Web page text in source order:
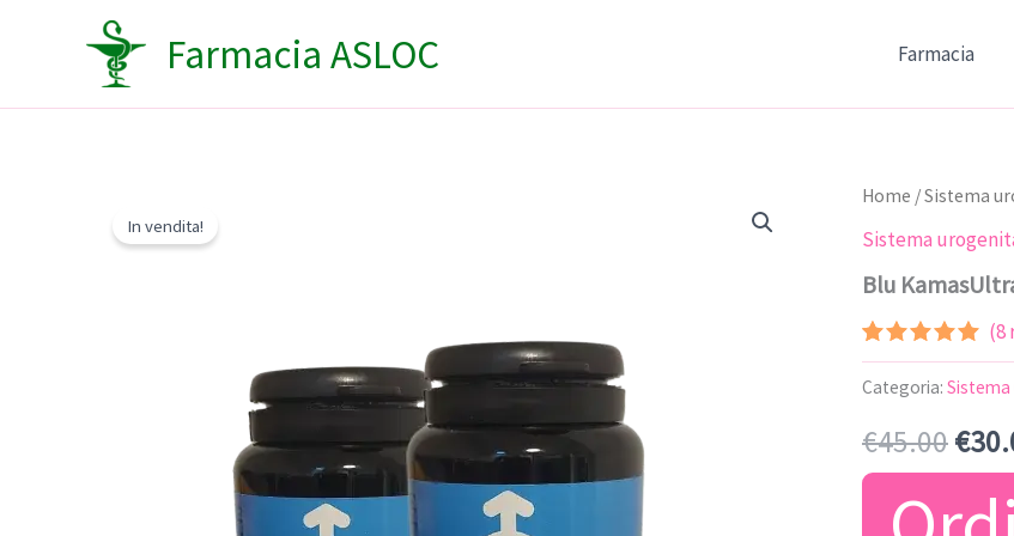
Farmacia ASLOC Farmacia
In vendita!
Home /Sistema
Sistema
Blu
Valutato
4.86su 5
su base
7
recensioni
(8
Categoria:
€45.00Il
€